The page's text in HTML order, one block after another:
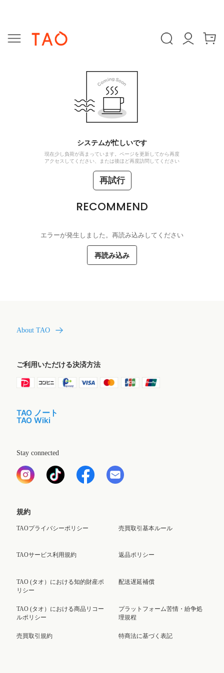
システムが忙しいです
現在少し負荷が高まっています。ページを更新してから再度
アクセスしてください、または後ほど再度訪問してください
再試行
RECOMMEND
エラーが発生しました。再読み込みしてください
再読み込み
About TAO
ご利用いただける決済方法
TAO ノート
TAO Wiki
Stay connected
規約
TAOプライバシーポリシー
TAOサービス利用規約
TAO (タオ）における知的財産ポ
リシー
TAO (タオ）における商品リコー
ルポリシー
売買取引規約
売買取引基本ルール
返品ポリシー
配送遅延補償
プラットフォーム苦情・紛争処
理規程
特商法に基づく表記